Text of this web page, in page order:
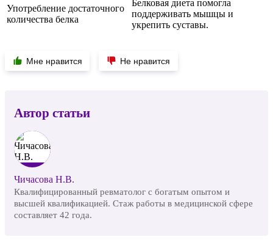
Употребление достаточного
количества белка
Белковая диета помогла
поддерживать мышцы и
укрепить суставы.
Мне нравится Не нравится
Автор статьи
Чичасова Н.В.
Квалифицированный ревматолог с богатым опытом и
высшей квалификацией. Стаж работы в медицинской сфере
составляет 42 года.